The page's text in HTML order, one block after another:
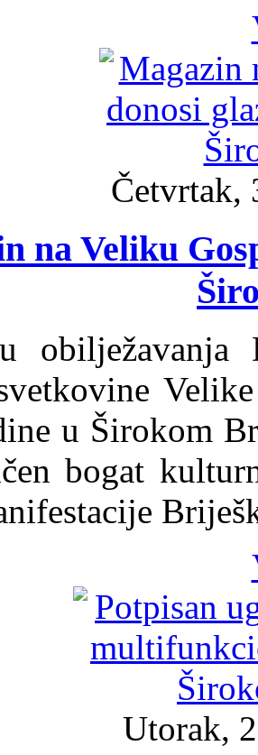
Četvrtak,
na Veliku
u Širokom
bogat
Utorak,